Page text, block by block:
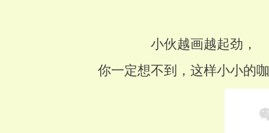
小伙越画越起劲，
你一定想不到，这样小小的